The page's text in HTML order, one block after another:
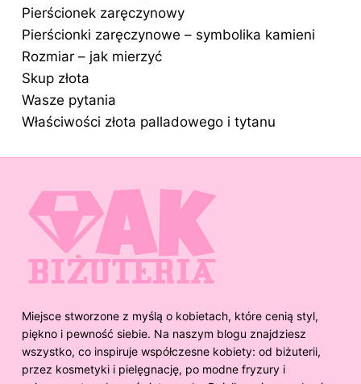
Pierścionek zaręczynowy
Pierścionki zaręczynowe – symbolika kamieni
Rozmiar – jak mierzyć
Skup złota
Wasze pytania
Właściwości złota palladowego i tytanu
Miejsce stworzone z myślą o kobietach, które cenią styl,
piękno i pewność siebie. Na naszym blogu znajdziesz
wszystko, co inspiruje współczesne kobiety: od biżuterii,
przez kosmetyki i pielęgnację, po modne fryzury i